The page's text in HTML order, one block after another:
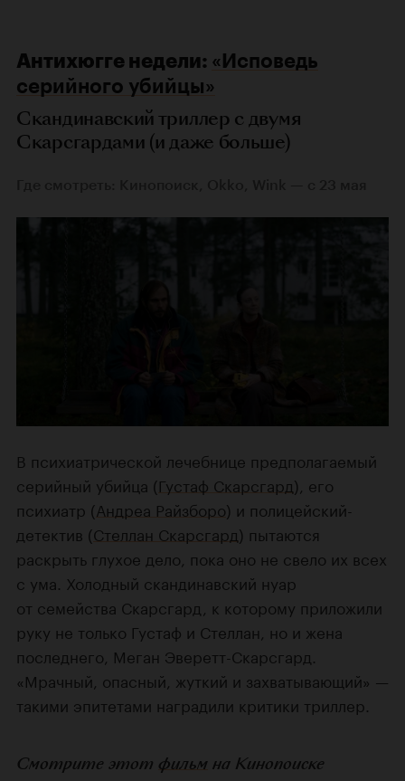
Антихюгге недели: «Исповедь
серийного убийцы»
Скандинавский триллер с двумя
Скарсгардами (и даже больше)
В психиатрической лечебнице предполагаемый
серийный убийца (Густаф Скарсгард), его
психиатр (Андреа Райзборо) и полицейский-
детектив (Стеллан Скарсгард) пытаются
раскрыть глухое дело, пока оно не свело их всех
с ума. Холодный скандинавский нуар
от семейства Скарсгард, к которому приложили
руку не только Густаф и Стеллан, но и жена
последнего, Меган Эверетт-Скарсгард.
«Мрачный, опасный, жуткий и захватывающий» —
такими эпитетами наградили критики триллер.
Смотрите этот фильм на Кинопоиске